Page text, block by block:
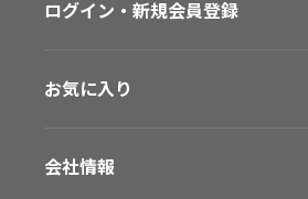
ログイン・新規会員登録
お気に入り
会社情報